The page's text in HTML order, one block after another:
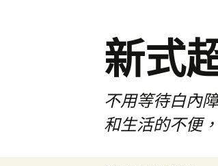
新式
不用等待白內
和生活的不便